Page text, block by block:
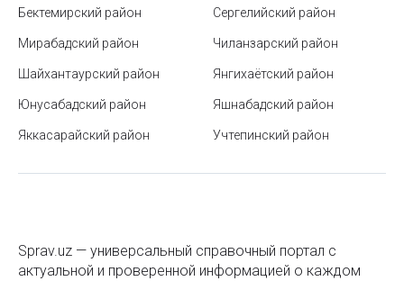
Рынок Малика в Ташкенте
Как проверить лекарственный препарат на
подлинность?
Маркировка солнцезащитных очков
Станция метро Айбек
Как включить родительский контроль на телефоне
Памятник Юрию Гагарину в Ташкенте
Бектемирский район
Мирабадский район
Сергелийский район
Чиланзарский район
Шайхантаурский район
Юнусабадский район
Яккасарайский район
Янгихаётский район
Яшнабадский район
Учтепинский район
Sprav.uz — универсальный справочный портал с
актуальной и проверенной информацией о каждом